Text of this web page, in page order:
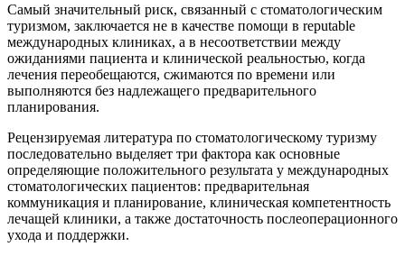
Самый значительный риск, связанный с стоматологическим
туризмом, заключается не в качестве помощи в reputable
международных клиниках, а в несоответствии между
ожиданиями пациента и клинической реальностью, когда
лечения переобещаются, сжимаются по времени или
выполняются без надлежащего предварительного
планирования.
Рецензируемая литература по стоматологическому туризму
последовательно выделяет три фактора как основные
определяющие положительного результата у международных
стоматологических пациентов: предварительная
коммуникация и планирование, клиническая компетентность
лечащей клиники, а также достаточность послеоперационного
ухода и поддержки.